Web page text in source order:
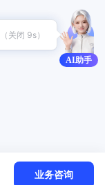
AI助手
（关闭 8s）
业务咨询